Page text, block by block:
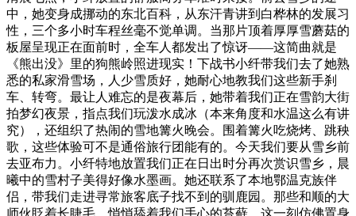
中，她变身成挪动的东北百科，从东汗青讲到白桦林的发展习
性，三个多小时车程丝毫不觉单调。当那片顶着厚厚雪蘑菇的
板屋呈现正在面前时，全车人都发出了惊讶——这简曲就是
《熊出没》里的狗熊岭照进现实！下战书小纤带我们去了她熟
悉的私家滑雪场，人少雪质好，她耐心地教我们这些新手刹
车、转弯。最让人难忘的是夜幕后，她带着我们正在雪韵大街
拍梦幻夜景，指点我们玩泼水成冰（本来角度和水温这么有讲
究），还组织了热闹的雪地篝火晚会。围着篝火吃烧烤、跳秧
歌，这些体验可不是通俗旅行团能有的。今天我们要从雪乡前
去亚布力。小纤特地放置我们正在日出时分再次赏识雪乡，晨
曦中的雪村子美得好像水墨画。她还联系了本地鄂温克族伴
侣，带我们走进寻常旅客底子找不到的驯鹿园。那些和顺的大
师伙眨着长睫毛，悄悄舔着我们手心的苔藓，这一刻仿佛置身